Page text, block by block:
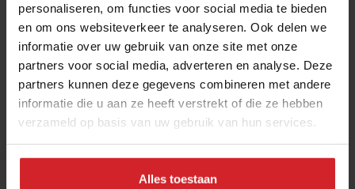
personaliseren, om functies voor social media te bieden
en om ons websiteverkeer te analyseren. Ook delen we
informatie over uw gebruik van onze site met onze
partners voor social media, adverteren en analyse. Deze
partners kunnen deze gegevens combineren met andere
informatie die u aan ze heeft verstrekt of die ze hebben
verzameld op basis van uw gebruik van hun services.
Alles toestaan
Thijs Meliefste krijgt wereldwijde leiding over
culinaire koers Tomorrowland
Nieuw hoofdstuk als Global Executive Head Chef bij grootste
20 oktober 2025| 4 min
Gastronomie Chefs